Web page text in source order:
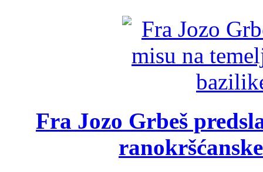
Fra Jozo Grbeš